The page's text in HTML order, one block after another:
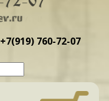
+7(919) 760-72-07